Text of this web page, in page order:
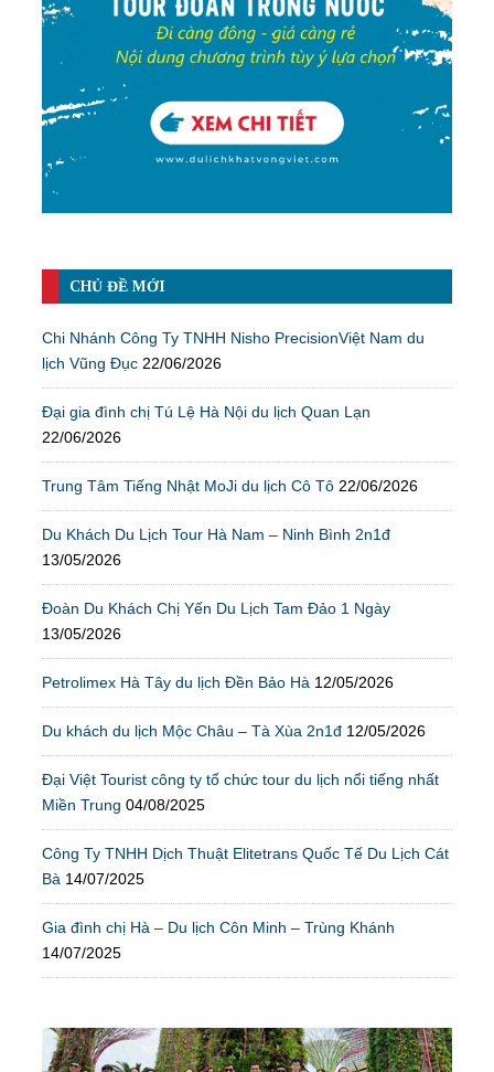
CHỦ ĐỀ MỚI
Chi Nhánh Công Ty TNHH Nisho PrecisionViệt Nam du
lịch Vũng Đục 22/06/2026
Đại gia đình chị Tú Lệ Hà Nội du lịch Quan Lạn
22/06/2026
Trung Tâm Tiếng Nhật MoJi du lịch Cô Tô 22/06/2026
Du Khách Du Lịch Tour Hà Nam – Ninh Bình 2n1đ
13/05/2026
Đoàn Du Khách Chị Yến Du Lịch Tam Đảo 1 Ngày
13/05/2026
Petrolimex Hà Tây du lịch Đền Bảo Hà 12/05/2026
Du khách du lịch Mộc Châu – Tà Xùa 2n1đ 12/05/2026
Đại Việt Tourist công ty tổ chức tour du lịch nổi tiếng nhất
Miền Trung 04/08/2025
Công Ty TNHH Dịch Thuật Elitetrans Quốc Tế Du Lịch Cát
Bà 14/07/2025
Gia đình chị Hà – Du lịch Côn Minh – Trùng Khánh
14/07/2025